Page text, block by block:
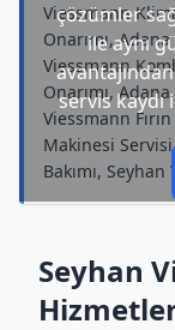
çözümler
ile aynı
servis
Viessmann
Onarımı,
Viessmann
Onarımı,
Viessmann
Makinesi
Bakımı,
Seyhan